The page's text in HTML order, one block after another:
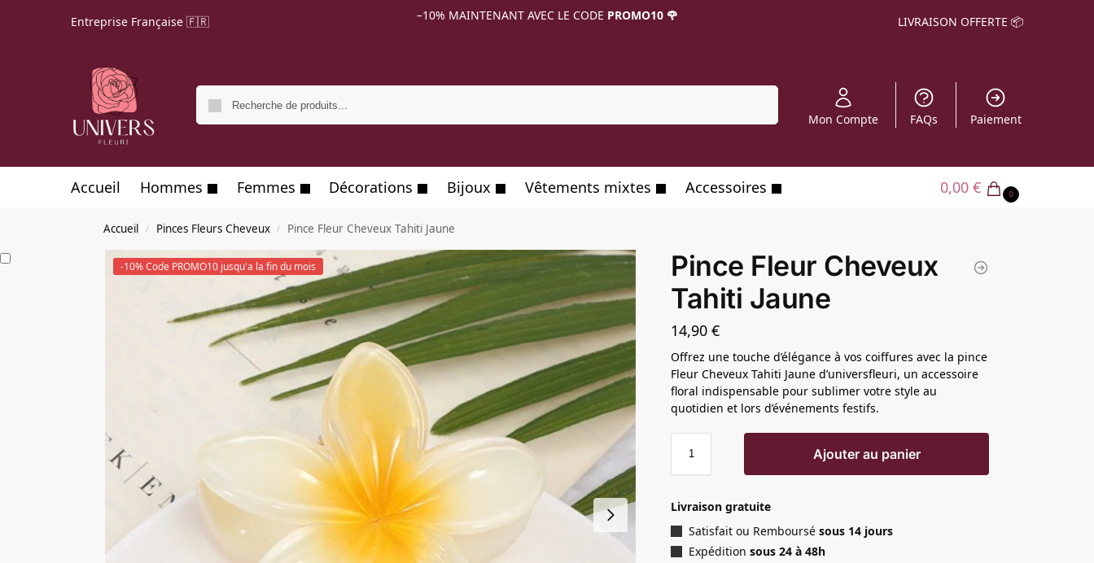
Entreprise Française 🇫🇷 –10% MAINTENANT AVEC LE CODE PROMO10 🌹 LIVRAISON OFFERTE 📦
Mon Compte FAQs Paiement
Accueil Hommes Femmes Décorations Bijoux Vêtements mixtes Accessoires 0,00 € 0
Accueil / Pinces Fleurs Cheveux / Pince Fleur Cheveux Tahiti Jaune
-10% Code PROMO10 jusqu'a la fin du mois
Pince Fleur Cheveux
Tahiti Jaune
14,90€
Offrez une touche d’élégance à vos coiffures avec la pince
Fleur Cheveux Tahiti Jaune d’universfleuri, un accessoire
floral indispensable pour sublimer votre style au
quotidien et lors d’événements festifs.
Ajouter au panier
Livraison gratuite
Satisfait ou Remboursésous 14 jours
Expédition sous 24 à 48h